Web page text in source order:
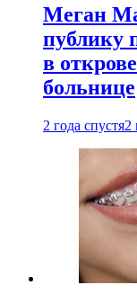
Меган
публику
в
больнице
2 года спустя2